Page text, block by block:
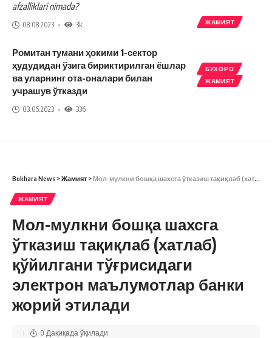
ЖАМИЯТ
afzalliklari nimada?
08.08.2023 3k
БУХОРО
ЖАМИЯТ
Ромитан тумани ҳокими 1-сектор
ҳудудидан ўзига бириктирилган ёшлар
ва уларнинг ота-оналари билан
учрашув ўтказди
03.05.2023 336
Bukhara News >Жамият >Мол-мулкни бошқа шахсга ўтказиш тақиқлаб (хатлаб) қўйилгани тўғрисидаги электрон маълумотлар банки жорий этилади
ЖАМИЯТ
Мол-мулкни бошқа шахсга
ўтказиш тақиқлаб (хатлаб)
қўйилгани тўғрисидаги
электрон маълумотлар банки
жорий этилади
0 Дақиқада ўқилади